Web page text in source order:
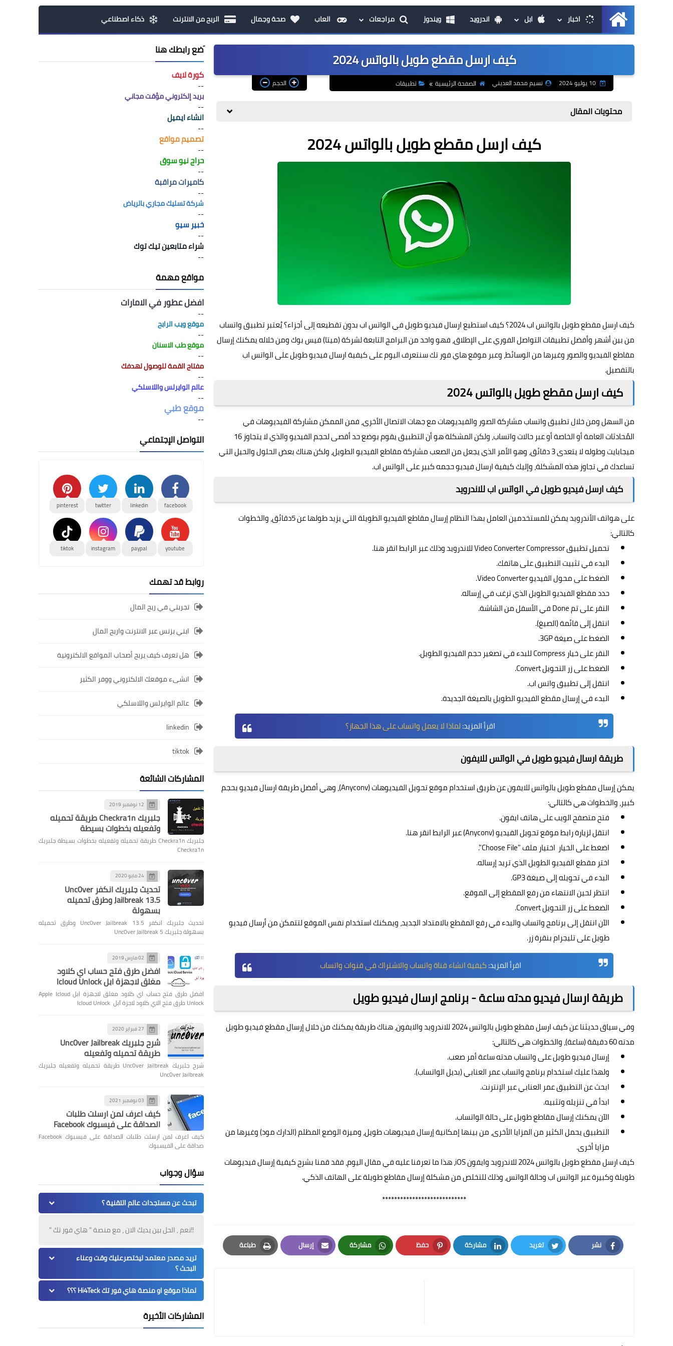
الرئيسيةاخبار ابل اندرويد ويندوز مراجعات العاب صحة وجمال الربح من الانترنت ذكاء اصطناعي
كيف ارسل مقطع طويل بالواتس 2024
نسيم محمد العديني الصفحة الرئيسية تطبيقات الحجم
محتويات المقال
كيف ارسل مقطع طويل بالواتس 2024
كيف ارسل مقطع طويل بالواتس اب 2024؟ كيف استطيع ارسال فيديو طويل في الواتس اب بدون تقطيعه إلى أجزاء؟ يُعتبر تطبيق واتساب
من بين أشهر وأفضل تطبيقات التواصل الفوري على الإطلاق، فهو واحد من البرامج التابعة لشركة (ميتا) فيس بوك ومن خلاله يمكنك إرسال
مقاطع الفيديو والصور وغيرها من الوسائط، وعبر موقعهاي فور تكسنتعرف اليوم على كيفية ارسال فيديو طويل على الواتس اب
بالتفصيل.
كيف ارسل مقطع طويل بالواتس 2024
من السهل ومن خلال تطبيق واتساب مشاركة الصور والفيديوهات مع جهات الاتصال الأخرى، فمن الممكن مشاركة الفيديوهات في
المُحادثات العامة أو الخاصة أو عبر حالات واتساب، ولكن المشكلة هو أن التطبيق يقوم بوضع حد أقصى لحجم الفيديو والذي لا يتجاوز 16
ميجابايت وطوله لا يتعدى 3 دقائق، وهو الأمر الذي يجعل من الصعب مشاركة مقاطع الفيديو الطويل، ولكن هناك بعض الحلول والحيل التي
تساعدك في تجاوز هذه المشكلة، وإليك كيفية ارسال فيديو حجمه كبير على الواتس اب.
كيف ارسل فيديو طويل في الواتس اب للاندرويد
على هواتف الأندرويد يمكن للمستخدمين العامل بهذا النظام إرسال مقاطع الفيديو الطويلة التي يزيد طولها عن 5دقائق، والخطوات
كالتالي:
تحميل تطبيق Video Converter Compressor للاندرويد وذلك عبر الرابط
انقر هنا.
البدء في تثبيت التطبيق على هاتفك.
الضغط على محول الفيديو Video Converter.
حدد مقطع الفيديو الطويل الذي ترغب في إرساله.
النقر على تم Done في الأسفل من الشاشة.
انتقل إلى قائمة (الصيغ).
الضغط على صيغة 3GP.
النقر على خيار Compress للبدء في تصغير حجم الفيديو الطويل.
الضغط على زر التحويل Convert.
انتقل إلى تطبيق واتس اب.
البدء في إرسال مقطع الفيديو الطويل بالصيغة الجديدة.
اقرأ المزيد:لماذا لا يعمل واتساب على هذا الجهاز؟
طريقة ارسال فيديو طويل في الواتس للايفون
يمكن إرسال مقطع طويل بالواتس للايفون عن طريق استخدام موقع تحويل الفيديوهات (Anyconv)، وهي أفضل طريقة ارسال فيديو بحجم
كبير، والخطوات هي كالتالي:
فتح متصفح الويب على هاتف ايفون.
انتقل لزيارة رابط موقع تحويل الفيديو (Anyconv) عبر الرابط
انقر هنا.
اضغط على الخيار اختيار ملف "Choose File".
اختر مقطع الفيديو الطويل الذي تريد إرساله.
البدء في تحويله إلى صيغة GP3.
انتظر لحين الانتهاء من رفع المقطع إلى الموقع.
الضغط على زر التحويل Convert.
الآن انتقل إلى برنامج واتساب والبدء في رفع المقطع بالامتداد الجديد، ويمكنك استخدام نفس الموقع لتتمكن من أرسال فيديو
طويل على تليجرام بنقرة زر.
اقرأ المزيد:كيفية انشاء قناة واتساب والاشتراك في قنوات واتساب
طريقة ارسال فيديو مدته ساعة - برنامج ارسال فيديو طويل
وفي سياق حديثنا عن كيف ارسل مقطع طويل بالواتس 2024 للاندرويد والايفون، هناك طريقة يمكنك من خلال إرسال مقطع فيديو طويل
مدته 60 دقيقة (ساعة)، والخطوات هي كالتالي:
إرسال فيديو طويل على واتساب مدته ساعة أمر صعب.
ولهذا عليك استخدام برنامج واتساب عمر العنابي (بديل الواتساب).
ابحث عن التطبيق عمر العنابي عبر الإنترنت.
ابدأ في تنزيله وتثبيه.
الآن يمكنك إرسال مقاطع طويل على حالة الواتساب.
التطبيق يحمل الكثير من المزايا الأخرى، من بينها إمكانية إرسال فيديوهات طويل، وميزة الوضع المظلم (الدارك مود) وغيرها من
مزايا أخرى.
كيف ارسل مقطع طويل بالواتس 2024 للاندرويد وايفون iOS، هذا ما تعرفنا عليه في مقال اليوم، فقد قمنا بشرح كيفية إرسال فيديوهات
طويلة وكبيرة عبر الواتس اب وحالة الواتس، وذلك للتخلص من مشكلة إرسال مقاطع طويلة على الهاتف الذكي.
****************************
نشر
Facebook
تغريد
Twitter
مشاركة
LinkedIn
حفظ
Pinterest
مشاركة
Whatsapp
إرسال
Email
طباعة
Print
َضع رابطك هنا
كورة لايف
--
بريد إلكتروني مؤقت مجاني
--
انشاء ايميل
--
تصميم مواقع
--
حراج نيو سوق
--
كاميرات مراقبة
--
شركة تسليك مجاري بالرياض
--
خبير سيو
--
شراء متابعين تيك توك
--
مواقع مهمة
افضل عطور في الامارات
--
موقع ويب الرابح
--
موقع طب الاسنان
--
مفتاح القمة للوصول لهدفك
--
عالم الوايرلس واللاسلكي
--
موقع طبي
--
التواصل الإجتماعي
facebook
linkedin
twitter
pinterest
youtube
paypal
instagram
tiktok
روابط قد تهمك
تجربتي في ربح المال
ابني بزنس عبر الانترنت واربح المال
هل تعرف كيف يربح أصحاب المواقع الالكترونية
انشىء موقعك الالكتروني ووفر الكثير
عالم الوايرلس واللاسلكي
linkedin
tiktok
المشاركات الشائعة
12 نوفمبر 2019
جلبريك Checkra1n طريقة تحميله
وتفعيله بخطوات بسيطة
جلبريك Checkra1n طريقة تحميله وتفعيله بخطوات بسيطة جلبريك
Checkra1n
24 مايو 2020
تحديث جلبريك انكفر Unc0ver
Jailbreak 13.5 وطرق تحميله
بسهولة
تحديث جلبريك انكفر Unc0ver Jailbreak 13.5 وطرق تحميله
بسهولة جلبريك Unc0ver Jailbreak 5
02 مارس 2019
افضل طرق فتح حساب اي كلاود
مغلق لاجهزة ابل Icloud Unlock
افضل طرق فتح حساب اي كلاود مغلق لاجهزة ابل Apple Icloud
Unlock طرق فتح الاي كلاود لاجزة آبل Icloud Unlock
27 فبراير 2020
شرح جلبريك Unc0ver Jailbreak
طريقة تحميله وتفعيله
شرح جلبريك Unc0ver Jailbreak طريقة تحميله وتفعيله جلبريك
Unc0ver Jailbreak
03 نوفمبر 2021
كيف اعرف لمن ارسلت طلبات
الصداقة على فيسبوك Facebook
كيف اعرف لمن ارسلت طلبات الصداقة على فيسبوك Facebook
صداقة على الفيسبوك
سؤال وجواب
تبحث عن مستجدات عالم التقنية ؟
!!نعم , الحل بين يديك الان ، مع منصة " هاي فور تك "
تريد مصدر معتمد ليختصرعليك وقت وعناء
البحث ؟
لماذا موقع او منصة هاي فور تك Hi4Teck ؟؟؟
المشاركات الأخيرة